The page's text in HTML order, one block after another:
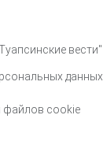
вести"
данных
файлов cookie